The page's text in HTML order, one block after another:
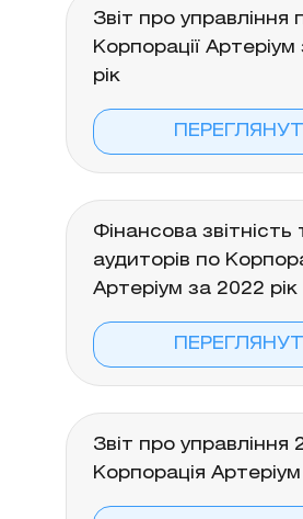
Звіт про управління
Корпорації
рік
Фінансова звітність
аудиторів по
Артеріум за 2022 рік
Звіт про управління
Корпорація Артеріум